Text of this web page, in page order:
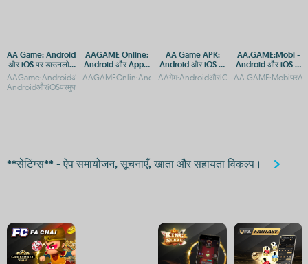
AA Game: Android
और iOS पर डाउनलोड
और एक्सेस गाइड
AAGame:AndroidऔरiOSपरडाउनलोडऔरएक्सेसगाइडAAGame:Andr-
AndroidऔरiOSपरमुफ्तडाउनलोडAAगेम्सएंड
AAGAME Online:
Android और Apple
पर APK डाउनलोड करें
AA Game APK:
Android और iOS पर
मुफ्त डाउनलोड
AA.GAME:Mobi -
Android और iOS के
लिए आसान एक्सेस
**सेटिंग्स** - ऐप समायोजन, सूचनाएँ, खाता और सहायता विकल्प।